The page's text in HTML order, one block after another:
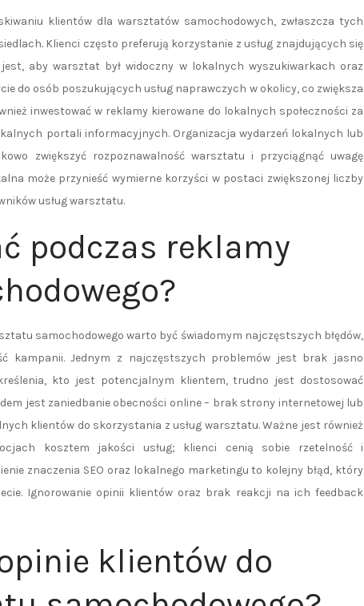
klientów dla warsztatów samochodowych, zwłaszcza tych
Klienci często preferują korzystanie z usług znajdujących się
aby warsztat był widoczny w lokalnych wyszukiwarkach oraz
do osób poszukujących usług naprawczych w okolicy, co zwiększa
inwestować w reklamy kierowane do lokalnych społeczności za
portali informacyjnych. Organizacja wydarzeń lokalnych lub
zwiększyć rozpoznawalność warsztatu i przyciągnąć uwagę
może przynieść wymierne korzyści w postaci zwiększonej liczby
usług warsztatu.
podczas reklamy
samochodowego warto być świadomym najczęstszych błędów,
kampanii. Jednym z najczęstszych problemów jest brak jasno
kto jest potencjalnym klientem, trudno jest dostosować
jest zaniedbanie obecności online – brak strony internetowej lub
klientów do skorzystania z usług warsztatu. Ważne jest również
kosztem jakości usług; klienci cenią sobie rzetelność i
znaczenia SEO oraz lokalnego marketingu to kolejny błąd, który
Ignorowanie opinii klientów oraz brak reakcji na ich feedback
klientów do